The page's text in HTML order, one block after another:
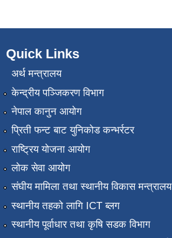
Quick Links
अर्थ मन्त्रालय
केन्द्रीय पञ्जिकरण विभाग
नेपाल कानुन आयोग
प्रिती फन्ट बाट युनिकोड कन्भर्रटर
राष्ट्रिय योजना आयोग
लोक सेवा आयोग
संघीय मामिला तथा स्थानीय विकास मन्त्रालय
स्थानीय तहको लागि ICT ब्लग
स्थानीय पूर्वाधार तथा कृषि सडक विभाग